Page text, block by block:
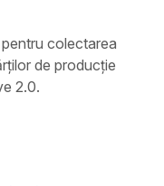
colectarea
de producție
2.0.